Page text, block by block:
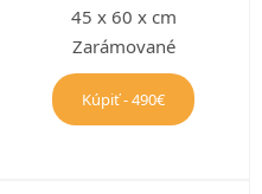
45 x 60 x cm
Zarámované
Kúpiť - 490€